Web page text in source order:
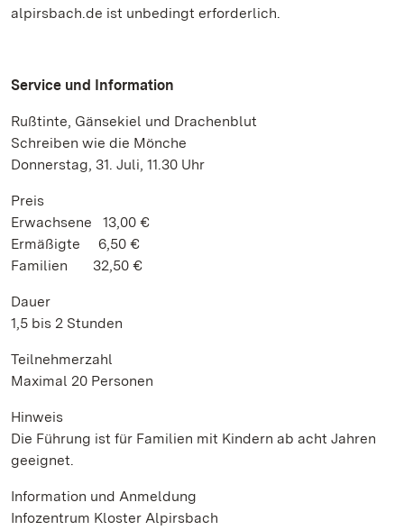
alpirsbach.de ist unbedingt erforderlich.
Service und Information
Rußtinte, Gänsekiel und Drachenblut
Schreiben wie die Mönche
Donnerstag, 31. Juli, 11.30 Uhr
Preis
Erwachsene 13,00 €
Ermäßigte 6,50 €
Familien 32,50 €
Dauer
1,5 bis 2 Stunden
Teilnehmerzahl
Maximal 20 Personen
Hinweis
Die Führung ist für Familien mit Kindern ab acht Jahren
geeignet.
Information und Anmeldung
Infozentrum Kloster Alpirsbach